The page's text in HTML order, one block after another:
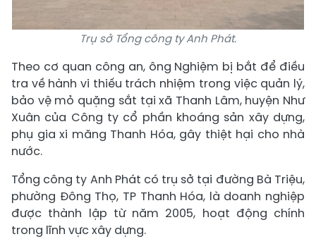
Trụ sở Tổng công ty Anh Phát.
Theo cơ quan công an, ông Nghiệm bị bắt để điều
tra về hành vi thiếu trách nhiệm trong việc quản lý,
bảo vệ mỏ quặng sắt tại xã Thanh Lâm, huyện Như
Xuân của Công ty cổ phần khoáng sản xây dựng,
phụ gia xi măng Thanh Hóa, gây thiệt hại cho nhà
nước.
Tổng công ty Anh Phát có trụ sở tại đường Bà Triệu,
phường Đông Thọ, TP Thanh Hóa, là doanh nghiệp
được thành lập từ năm 2005, hoạt động chính
trong lĩnh vực xây dựng.